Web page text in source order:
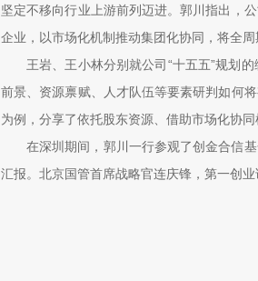
坚定不移向行业上游前列迈进。郭川指出，
企业，以市场化机制推动集团化协同，将全
王岩、王小林分别就公司“十五五”规划
前景、资源禀赋、人才队伍等要素研判如何
为例，分享了依托股东资源、借助市场化协
在深圳期间，郭川一行参观了创金合信
汇报。北京国管首席战略官连庆锋，第一创